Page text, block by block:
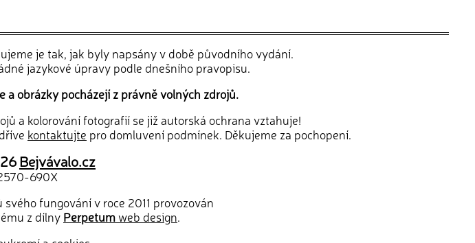
je tak, jak byly napsány v době původního vydání.
jazykové úpravy podle dnešního pravopisu.
obrázky pocházejí z právně volných zdrojů.
a kolorování fotografií se již autorská ochrana vztahuje!
kontaktujte pro domluvení podmínek. Děkujeme za pochopení.
Bejvávalo.cz
690X
fungování v roce 2011 provozován
z dílny Perpetumweb design.